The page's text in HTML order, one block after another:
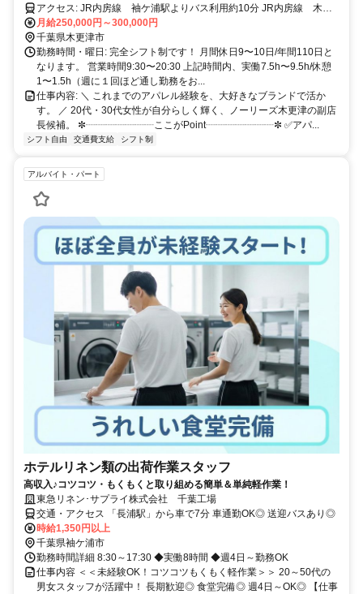
アクセス: JR内房線 袖ケ浦駅よりバス利用約10分 JR内房線 木更
津駅よりバス利用約15分 ＊車通勤も可能です。
月給250,000円～300,000円
千葉県木更津市
勤務時間・曜日: 完全シフト制です！ 月間休日9〜10日/年間110日と
なります。 営業時間9:30〜20:30 上記時間内、実働7.5h〜9.5h/休憩
1〜1.5h（週に１回ほど通し勤務をお...
仕事内容: ＼ これまでのアパレル経験を、大好きなブランドで活か
す。 ／ 20代・30代女性が自分らしく輝く、ノーリーズ木更津の副店
長候補。 ✼┈┈┈┈┈┈┈ここがPoint┈┈┈┈┈┈┈✼ ✅アパ...
シフト自由 交通費支給 シフト制
アルバイト・パート
ホテルリネン類の出荷作業スタッフ
高収入♪コツコツ・もくもくと取り組める簡単＆単純軽作業！
東急リネン･サプライ株式会社 千葉工場
交通・アクセス 「長浦駅」から車で7分 車通勤OK◎ 送迎バスあり◎
時給1,350円以上
千葉県袖ケ浦市
勤務時間詳細 8:30～17:30 ◆実働8時間 ◆週4日～勤務OK
仕事内容 ＜＜未経験OK！コツコツもくもく軽作業＞＞ 20～50代の
男女スタッフが活躍中！ 長期歓迎◎ 食堂完備◎ 週4日～OK◎ 【仕事